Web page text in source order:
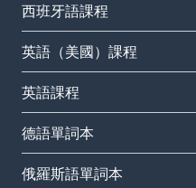
西班牙語課程
英語（美國）課程
英語課程
德語單詞本
俄羅斯語單詞本